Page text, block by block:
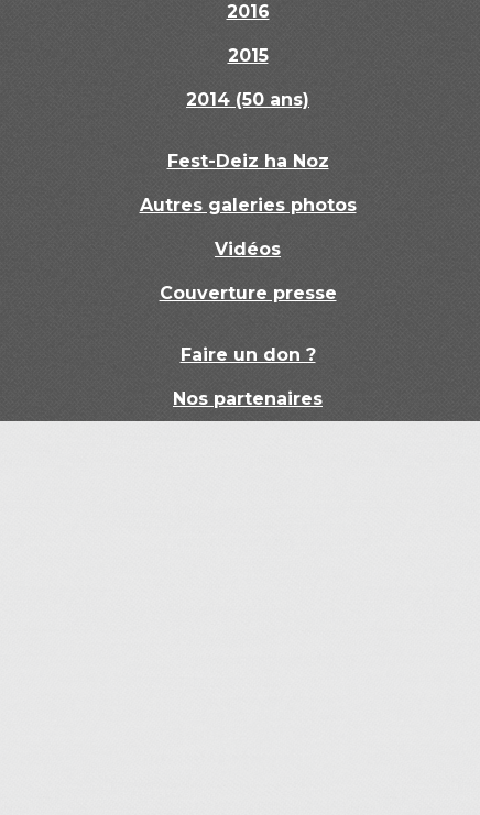
2016
2015
2014 (50 ans)
Fest-Deiz ha Noz
Autres galeries photos
Vidéos
Couverture presse
Faire un don ?
Nos partenaires